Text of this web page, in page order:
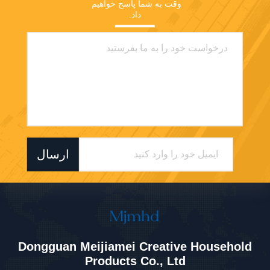
داد.
ارسال
Dongguan Meijiamei Creative Household
Products Co., Ltd